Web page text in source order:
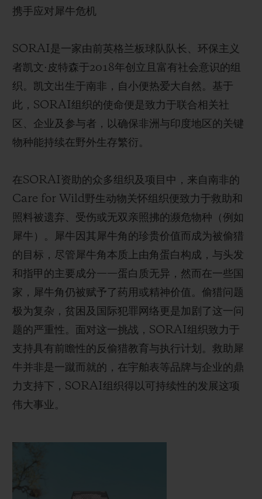
兽”（非洲狮、非洲象、非洲水牛、非洲豹和黑犀）
统的健康与平衡至关重要。
尽管SORAI组织及其合作伙伴通过不懈努力，显
著提升了公众对犀牛生存困境的担忧意识，在物种
保护方面也做出卓越贡献，但犀牛的生存危机依旧
严峻。据世界自然基金会（WWF）统计，20世纪
于偷猎和栖息地丧失的双重打击，这一数字已锐减
至仅27,000头，犀牛及其他关键野生动物物种的生
存面临严重威胁。黑犀、爪哇犀和苏门答腊犀均被
列为极度濒危物种。
得益于SORAI组织支持的保护项目及“同心守犀，
改变世界”理念带来的积极影响，印度犀数量成功从
20世纪初的约200头增长至如今的约4,000头，黑
犀的数量也在过去二十年间翻了一倍。宇舶表对能
够支持SORAI组织，助力各保护机构继续开展保
护犀牛这项伟大事业，进而为生态环境带来积极影
响，深感荣幸。
携手应对犀牛危机
SORAI是一家由前英格兰板球队队长、环保主义
者凯文·皮特森于2018年创立且富有社会意识的组
织。凯文出生于南非，自小便热爱大自然。基于
此，SORAI组织的使命便是致力于联合相关社
区、企业及参与者，以确保非洲与印度地区的关键
物种能持续在野外生存繁衍。
在SORAI资助的众多组织及项目中，来自南非的
Care for Wild野生动物关怀组织便致力于救助和
照料被遗弃、受伤或无双亲照拂的濒危物种（例如
犀牛）。犀牛因其犀牛角的珍贵价值而成为被偷猎
的目标，尽管犀牛角本质上由角蛋白构成，与头发
和指甲的主要成分——蛋白质无异，然而在一些国
家，犀牛角仍被赋予了药用或精神价值。偷猎问题
极为复杂，贫困及国际犯罪网络更是加剧了这一问
题的严重性。面对这一挑战，SORAI组织致力于
支持具有前瞻性的反偷猎教育与执行计划。救助犀
牛并非是一蹴而就的，在宇舶表等品牌与企业的鼎
力支持下，SORAI组织得以可持续性的发展这项
伟大事业。